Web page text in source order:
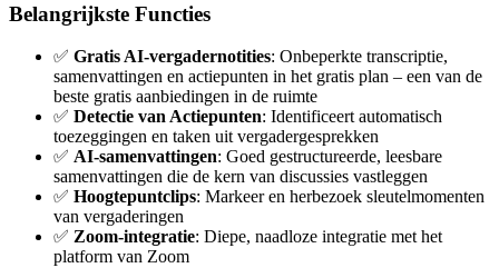
Belangrijkste Functies
✅ Gratis AI-vergadernotities: Onbeperkte transcriptie,
samenvattingen en actiepunten in het gratis plan – een van de
beste gratis aanbiedingen in de ruimte
✅ Detectie van Actiepunten: Identificeert automatisch
toezeggingen en taken uit vergadergesprekken
✅ AI-samenvattingen: Goed gestructureerde, leesbare
samenvattingen die de kern van discussies vastleggen
✅ Hoogtepuntclips: Markeer en herbezoek sleutelmomenten
van vergaderingen
✅ Zoom-integratie: Diepe, naadloze integratie met het
platform van Zoom